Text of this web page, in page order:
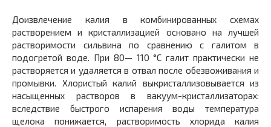
Доизвлечение калия в комбинированных схемах
растворением и кристаллизацией основано на лучшей
растворимости сильвина по сравнению с галитом в
подогретой воде. При 80— 110 °С галит практически не
растворяется и удаляется в отвал после обезвоживания и
промывки. Хлористый калий выкристаллизовывается из
насыщенных растворов в вакуум-кристаллизаторах:
вследствие быстрого испарения воды температура
щелока понижается, растворимость хлорида калия